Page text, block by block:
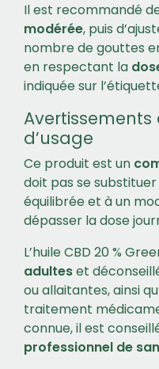
Il est recommandé
modérée, puis
nombre de gouttes
en respectant la
indiquée sur
d’usage
Ce produit est un
doit pas se
équilibrée et à un
dépasser la dose
L’huile CBD 20 %
adulteset
ou allaitantes, ainsi
traitement
connue, il est
professionnel de